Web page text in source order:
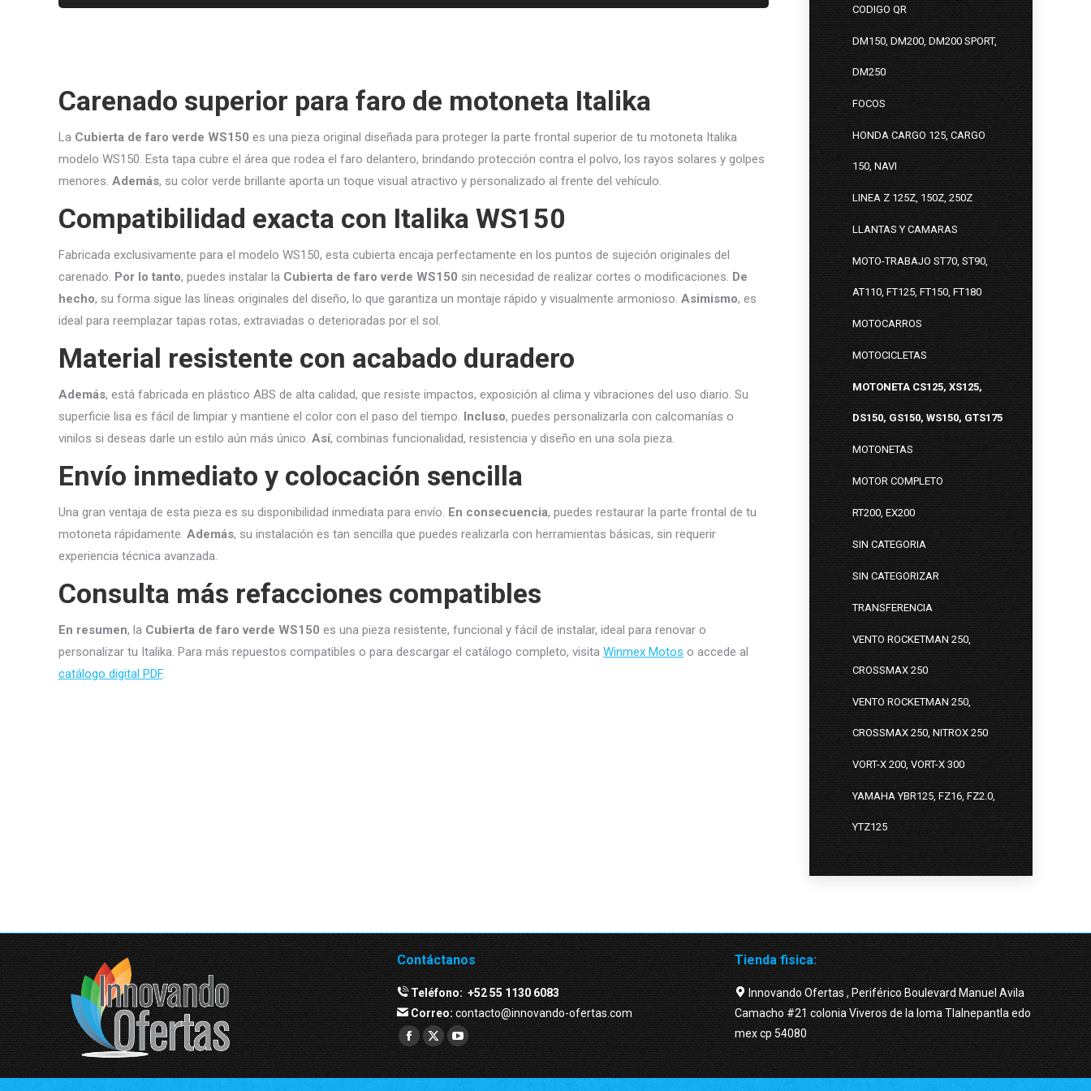
Carenado superior para faro de motoneta Italika
La Cubierta de faro verde WS150 es una pieza original diseñada para proteger la parte frontal superior de tu motoneta Italika
modelo WS150. Esta tapa cubre el área que rodea el faro delantero, brindando protección contra el polvo, los rayos solares y golpes
menores. Además, su color verde brillante aporta un toque visual atractivo y personalizado al frente del vehículo.
Compatibilidad exacta con Italika WS150
Fabricada exclusivamente para el modelo WS150, esta cubierta encaja perfectamente en los puntos de sujeción originales del
carenado. Por lo tanto, puedes instalar la Cubierta de faro verde WS150 sin necesidad de realizar cortes o modificaciones. De
hecho, su forma sigue las líneas originales del diseño, lo que garantiza un montaje rápido y visualmente armonioso. Asimismo, es
ideal para reemplazar tapas rotas, extraviadas o deterioradas por el sol.
Material resistente con acabado duradero
Además, está fabricada en plástico ABS de alta calidad, que resiste impactos, exposición al clima y vibraciones del uso diario. Su
superficie lisa es fácil de limpiar y mantiene el color con el paso del tiempo. Incluso, puedes personalizarla con calcomanías o
vinilos si deseas darle un estilo aún más único. Así, combinas funcionalidad, resistencia y diseño en una sola pieza.
Envío inmediato y colocación sencilla
Una gran ventaja de esta pieza es su disponibilidad inmediata para envío. En consecuencia, puedes restaurar la parte frontal de tu
motoneta rápidamente. Además, su instalación es tan sencilla que puedes realizarla con herramientas básicas, sin requerir
experiencia técnica avanzada.
Consulta más refacciones compatibles
En resumen, la Cubierta de faro verde WS150 es una pieza resistente, funcional y fácil de instalar, ideal para renovar o
personalizar tu Italika. Para más repuestos compatibles o para descargar el catálogo completo, visita Winmex Motos o accede al
catálogo digital PDF.
CODIGO QR
DM150, DM200, DM200 SPORT,
DM250
FOCOS
HONDA CARGO 125, CARGO
150, NAVI
LINEA Z 125Z, 150Z, 250Z
LLANTAS Y CAMARAS
MOTO-TRABAJO ST70, ST90,
AT110, FT125, FT150, FT180
MOTOCARROS
MOTOCICLETAS
MOTONETA CS125, XS125,
DS150, GS150, WS150, GTS175
MOTONETAS
MOTOR COMPLETO
RT200, EX200
SIN CATEGORIA
SIN CATEGORIZAR
TRANSFERENCIA
VENTO ROCKETMAN 250,
CROSSMAX 250
VENTO ROCKETMAN 250,
CROSSMAX 250, NITROX 250
VORT-X 200, VORT-X 300
YAMAHA YBR125, FZ16, FZ2.0,
YTZ125
Contáctanos
Teléfono:+52 55 1130 6083
Correo:contacto@innovando-ofertas.com
Facebook
page
Twitter
page
YouTube
page
Tienda fisica:
Innovando Ofertas , Periférico Boulevard Manuel Avila
Camacho #21 colonia Viveros de la loma Tlalnepantla edo
mex cp 54080